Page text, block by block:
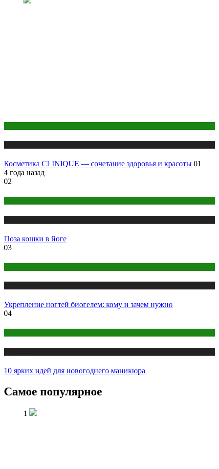
Косметика CLINIQUE — сочетание здоровья и красоты 01
4 года назад
02
Поза кошки в йоге
03
Укрепление ногтей биогелем: кому и зачем нужно
04
10 ярких идей для новогоднего маникюра
Самое популярное
1